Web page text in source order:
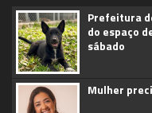
Prefeitura
do espaço
sábado
Mulher